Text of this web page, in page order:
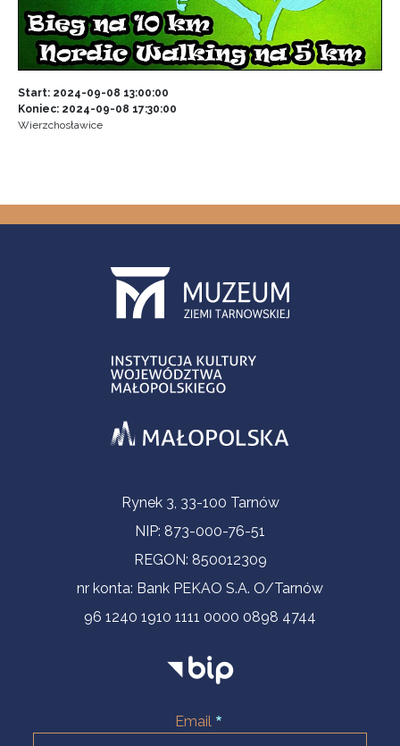
Start: 2024-09-08 13:00:00
Koniec: 2024-09-08 17:30:00
Wierzchosławice
Informacje kontaktoweRynek 3, 33-100 Tarnów
NIP: 873-000-76-51
REGON: 850012309
nr konta: Bank PEKAO S.A. O/Tarnów
96 1240 1910 1111 0000 0898 4744
Email